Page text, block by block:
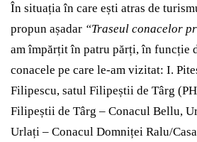
În situația în care ești atras de
propun așadar “Traseul conacelor
am împărțit în patru părți, în funcție
conacele pe care le-am vizitat: I.
Filipescu, satul Filipeștii de Târg
Filipeștii de Târg – Conacul Bellu,
Urlați – Conacul Domniței Ralu/